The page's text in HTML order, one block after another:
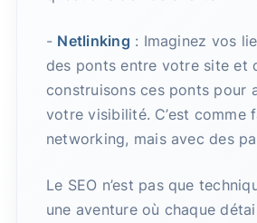
- Netlinking : Imaginez vos
des ponts entre votre site et
construisons ces ponts pour
votre visibilité. C’est comme
networking, mais avec des
Le SEO n’est pas que
une aventure où chaque